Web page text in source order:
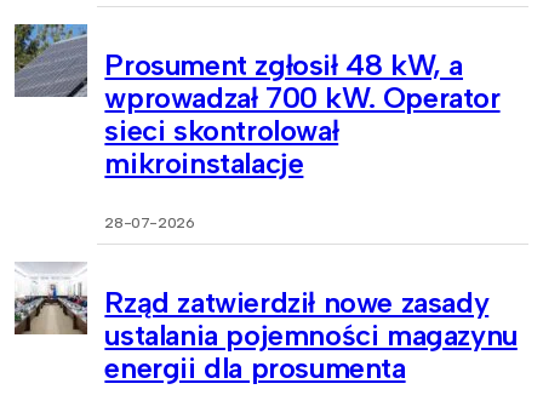
Prosument zgłosił 48 kW, a
wprowadzał 700 kW. Operator
sieci skontrolował
mikroinstalacje
28-07-2026
Rząd zatwierdził nowe zasady
ustalania pojemności magazynu
energii dla prosumenta